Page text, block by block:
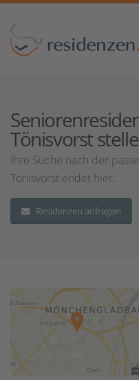
Tönisvorst
Ihre Suche nach der
Tönisvorst endet hier.
Residenzen anfragen